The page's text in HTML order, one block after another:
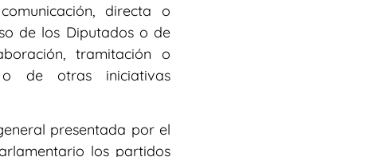
directa o
de los Diputados o de
tramitación o
o de otras iniciativas
presentada por el
los partidos